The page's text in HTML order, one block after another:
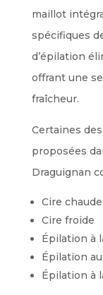
maillot
spécifiques
d’épilation
offrant une
fraîcheur.
Certaines
proposées
Draguignan
Cire chaude
Cire froide
Épilation à
Épilation
Épilation à